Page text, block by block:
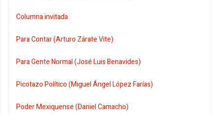
Columna invitada
Para Contar (Arturo Zárate Vite)
Para Gente Normal (José Luis Benavides)
Picotazo Político (Miguel Ángel López Farías)
Poder Mexiquense (Daniel Camacho)